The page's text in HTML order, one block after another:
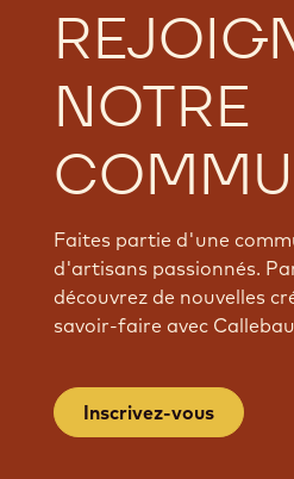
NOTRE
Faites partie d'une
d'artisans passionnés.
découvrez de nouvelles
savoir-faire avec
Inscrivez-vous